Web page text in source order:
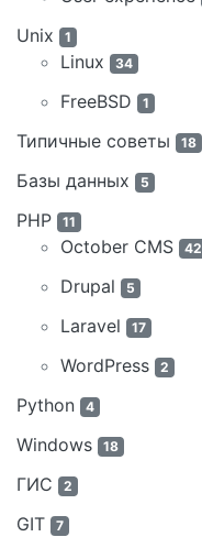
Unix 1
Linux 34
FreeBSD 1
Типичные советы 18
Базы данных 5
PHP 11
October CMS 42
Drupal 5
Laravel 17
WordPress 2
Python 4
Windows 18
ГИС 2
GIT 7